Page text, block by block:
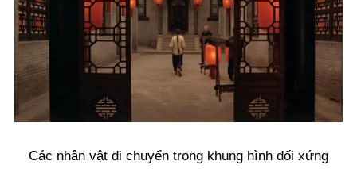
Các nhân vật di chuyển trong khung hình đối xứng